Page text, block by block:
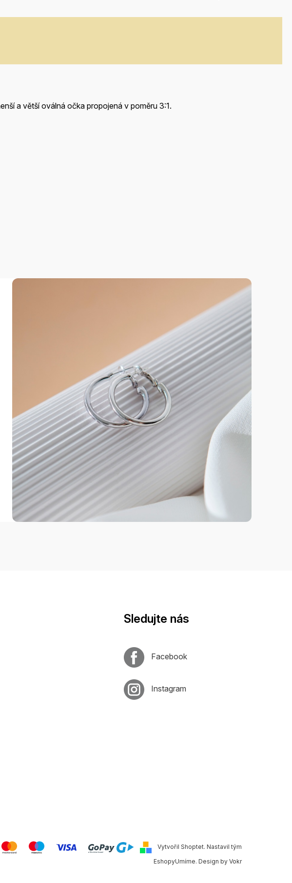
a větší oválná očka propojená v poměru 3:1.
Sledujte nás
Facebook
Instagram
Vytvořil Shoptet. Nastavil tým
EshopyUmíme. Design by Vokr